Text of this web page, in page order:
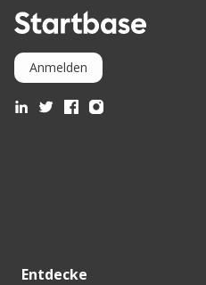
Anmelden
Entdecke